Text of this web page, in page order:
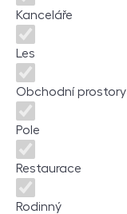
Kanceláře
Les
Obchodní prostory
Pole
Restaurace
Rodinný